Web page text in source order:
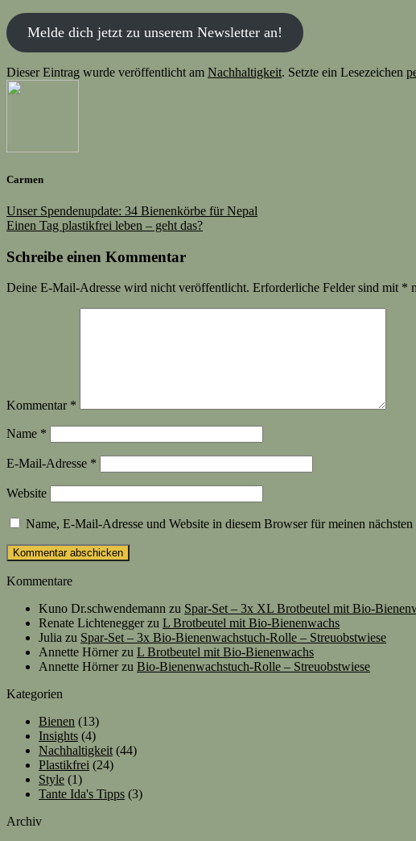
Melde dich jetzt zu unserem Newsletter an!
Dieser Eintrag wurde veröffentlicht am Nachhaltigkeit. Setzte ein Lesezeichen
Carmen
Unser Spendenupdate: 34 Bienenkörbe für Nepal
Einen Tag plastikfrei leben – geht das?
Schreibe einen Kommentar
Deine E-Mail-Adresse wird nicht veröffentlicht. Erforderliche Felder sind mit *
Kommentar *
Name *
E-Mail-Adresse *
Website
Name, E-Mail-Adresse und Website in diesem Browser für meinen
Kommentare
Kuno Dr.schwendemann zu Spar-Set – 3x XL Brotbeutel mit Bio-
Renate Lichteneggerzu L Brotbeutel mit Bio-Bienenwachs
Julia zu Spar-Set – 3x Bio-Bienenwachstuch-Rolle – Streuobstwiese
Annette Hörnerzu L Brotbeutel mit Bio-Bienenwachs
Annette Hörnerzu Bio-Bienenwachstuch-Rolle – Streuobstwiese
Kategorien
Bienen (13)
Insights (4)
Nachhaltigkeit(44)
Plastikfrei (24)
Style (1)
Tante Ida's Tipps (3)
Archiv